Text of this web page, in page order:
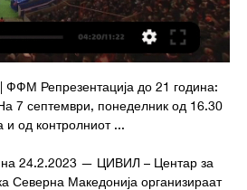
Репрезентација до 21 година:
7 септември, понеделник од 16.30
од контролниот ...
24.2.2023 — ЦИВИЛ – Центар за
Северна Македонија организираат